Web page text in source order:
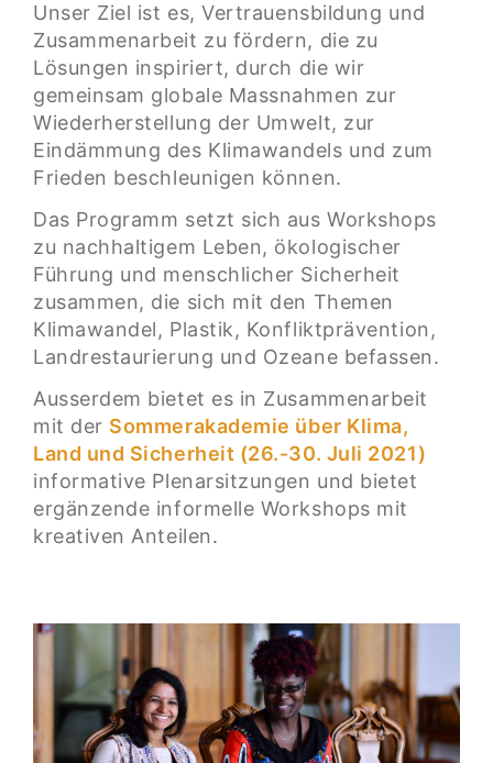
Unser Ziel ist es, Vertrauensbildung und
Zusammenarbeit zu fördern, die zu
Lösungen inspiriert, durch die wir
gemeinsam globale Massnahmen zur
Wiederherstellung der Umwelt, zur
Eindämmung des Klimawandels und zum
Frieden beschleunigen können.
Das Programm setzt sich aus Workshops
zu nachhaltigem Leben, ökologischer
Führung und menschlicher Sicherheit
zusammen, die sich mit den Themen
Klimawandel, Plastik, Konfliktprävention,
Landrestaurierung und Ozeane befassen.
Ausserdem bietet es in Zusammenarbeit
mit der Sommerakademie über Klima,
Land und Sicherheit (26.-30. Juli 2021)
informative Plenarsitzungen und bietet
ergänzende informelle Workshops mit
kreativen Anteilen.